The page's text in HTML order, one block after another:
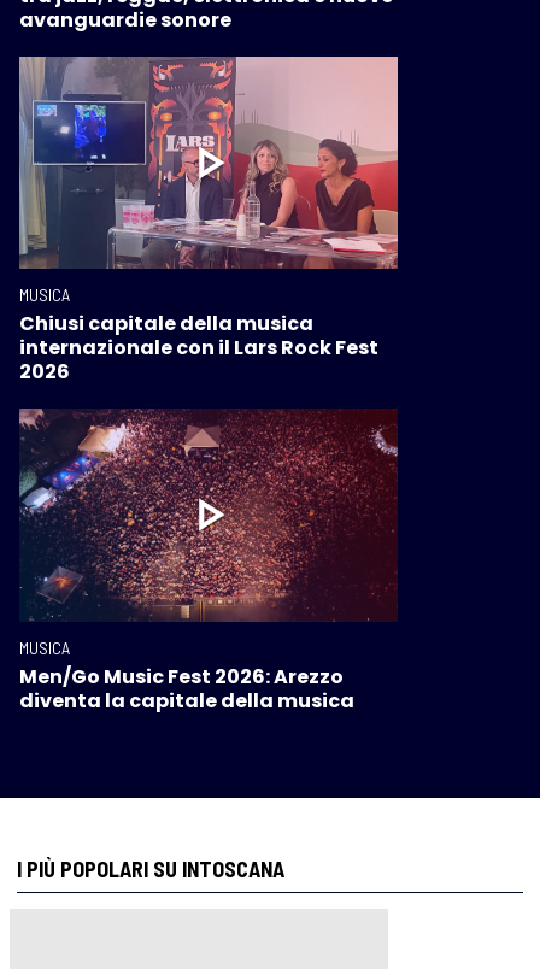
avanguardie sonore
MUSICA
Chiusi capitale della musica
internazionale con il Lars Rock Fest
2026
MUSICA
Men/Go Music Fest 2026: Arezzo
diventa la capitale della musica
I PIÙ POPOLARI SU INTOSCANA